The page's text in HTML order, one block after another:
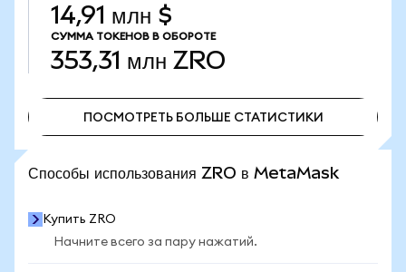
14,91 млн $
СУММА ТОКЕНОВ В ОБОРОТЕ
353,31 млн ZRO
ПОСМОТРЕТЬ БОЛЬШЕ СТАТИСТИКИ
Способы использования ZRO в MetaMask
Купить ZRO
Начните всего за пару нажатий.